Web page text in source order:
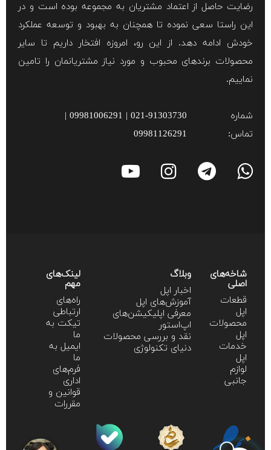
رضایت حاصل از اعتماد مشتریان به مجموعه بوده است و در
این راستا سعی نموده تا همچنان به بهبود و توسعه عملکرد
خودش ادامه دهد. از این رو، امروزه افتخار داریم تا سایر
محصولات برند‌های محبوب و مورد نیاز مشتریانمان را تامین
نماییم.
شماره
تماس:
021-91303730 | 09981006291 |
09981126291
شاخه‌های
اصلی
قطعات
اپل
محصولات
اپل
خدمات
اپل
لوازم
جانبی
وبلاگ
اخبار اپل
آموزش‌‌های اپل
معرفی اپلیکیشن‌های
اپ‌استور
نقد و بررسی محصولات
دنیای تکنولوژی
لینک‌های
مهم
راه‌های
ارتباطی
تیکت به
ما
ایمیل به
ما
فرم‌های
اداری
قوانین و
مقررات